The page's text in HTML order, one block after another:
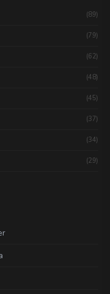
(89)
(79)
(62)
(48)
(45)
(37)
(34)
(29)